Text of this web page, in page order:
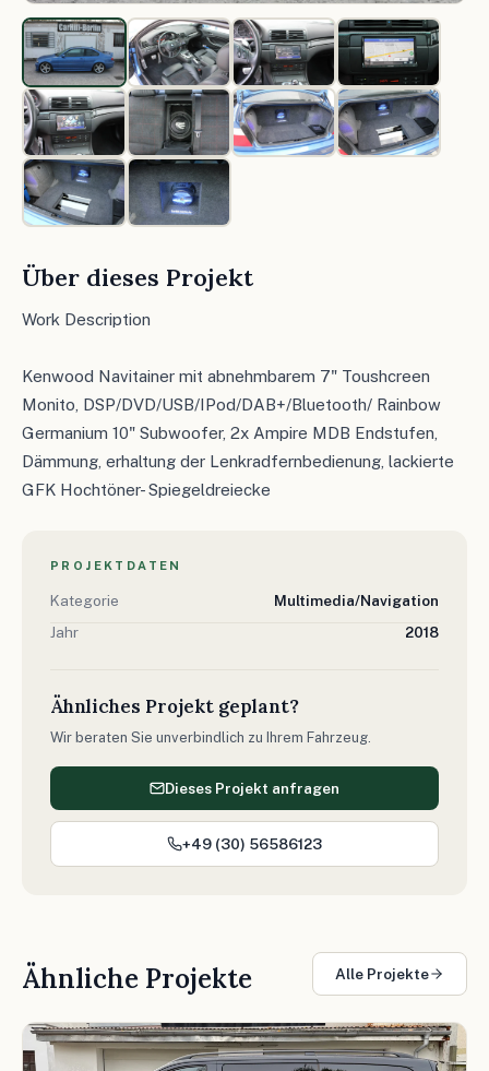
Über dieses Projekt
Work Description
Kenwood Navitainer mit abnehmbarem 7" Toushcreen
Monito, DSP/DVD/USB/IPod/DAB+/Bluetooth/ Rainbow
Germanium 10" Subwoofer, 2x Ampire MDB Endstufen,
Dämmung, erhaltung der Lenkradfernbedienung, lackierte
GFK Hochtöner- Spiegeldreiecke
PROJEKTDATEN
Kategorie
Multimedia/Navigation
Jahr
2018
Ähnliches Projekt geplant?
Wir beraten Sie unverbindlich zu Ihrem Fahrzeug.
Dieses Projekt anfragen
+49 (30) 56586123
Ähnliche Projekte Alle Projekte